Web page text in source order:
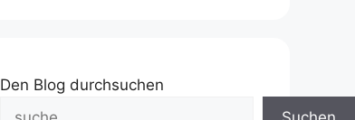
Den Blog durchsuchen